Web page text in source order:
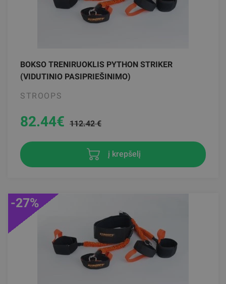
BOKSO TRENIRUOKLIS PYTHON STRIKER
(VIDUTINIO PASIPRIEŠINIMO)
STROOPS
82.44€ 112.42 €
į krepšelį
-27%